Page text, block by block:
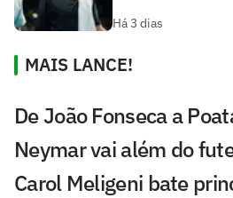
Há 3 dias
MAIS LANCE!
De João Fonseca a
Neymar vai além do
Carol Meligeni bate